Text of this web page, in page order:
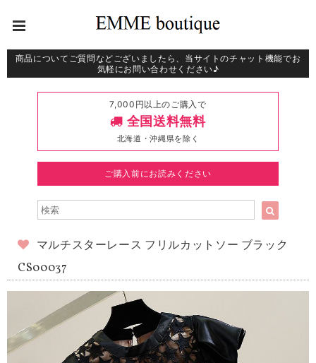
商品についてご質問などございましたら、当サイトのチャット機能でお
気軽にお問い合わせください♪
7,000円以上のご購入で
全国送料無料
北海道・沖縄県を除く
ご購入前にお読みください
マルチスターレース フリルカットソー ブラック
CS00037